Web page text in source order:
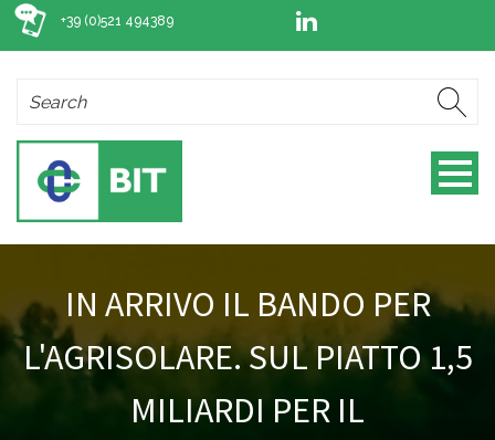
+39 (0)521 494389
IN ARRIVO IL BANDO PER
L'AGRISOLARE. SUL PIATTO 1,5
MILIARDI PER IL